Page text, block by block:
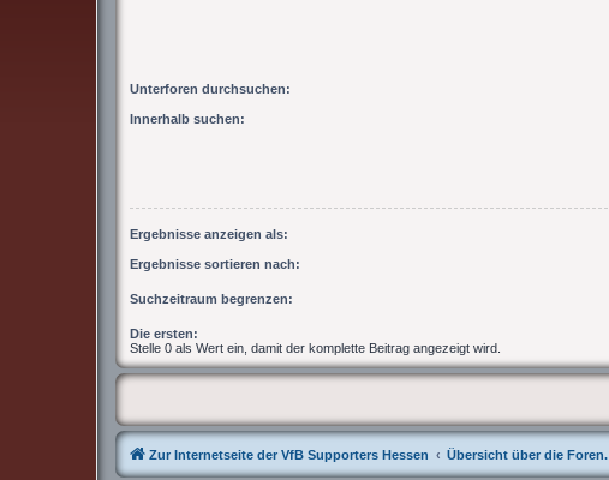
Unterforen durchsuchen:
Innerhalb suchen:
Ergebnisse anzeigen als:
Ergebnisse sortieren nach:
Suchzeitraum begrenzen:
Die ersten:
Stelle 0 als Wert ein, damit der komplette Beitrag angezeigt wird.
Zur Internetseite der VfB Supporters Hessen Übersicht über die Foren.